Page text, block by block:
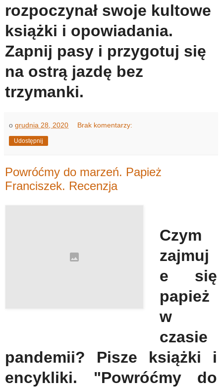
rozpoczynał swoje kultowe
książki i opowiadania.
Zapnij pasy i przygotuj się
na ostrą jazdę bez
trzymanki.
o grudnia 28, 2020 Brak komentarzy:
Udostępnij
Powróćmy do marzeń. Papież
Franciszek. Recenzja
Czym
zajmuj
e się
papież
w
czasie
pandemii? Pisze książki i
encykliki. "Powróćmy do